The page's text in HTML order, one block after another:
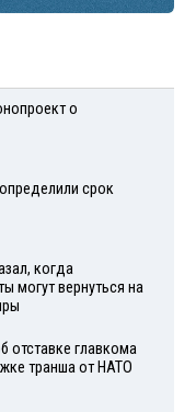
о
срок
когда
могут вернуться на
отставке главкома
транша от НАТО